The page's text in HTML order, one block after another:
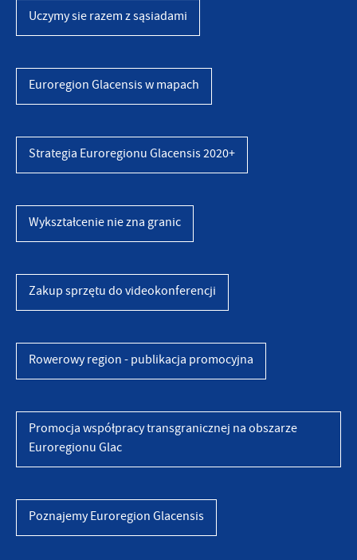
Uczymy sie razem z sąsiadami
Euroregion Glacensis w mapach
Strategia Euroregionu Glacensis 2020+
Wykształcenie nie zna granic
Zakup sprzętu do videokonferencji
Rowerowy region - publikacja promocyjna
Promocja współpracy transgranicznej na obszarze
Euroregionu Glac
Poznajemy Euroregion Glacensis